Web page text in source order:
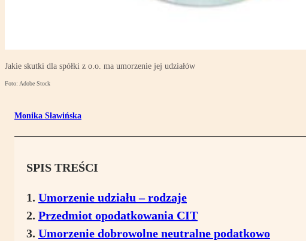
Jakie skutki dla spółki z o.o. ma umorzenie jej udziałów
Foto: Adobe Stock
Monika Sławińska
SPIS TREŚCI
Umorzenie udziału – rodzaje
Przedmiot opodatkowania CIT
Umorzenie dobrowolne neutralne podatkowo